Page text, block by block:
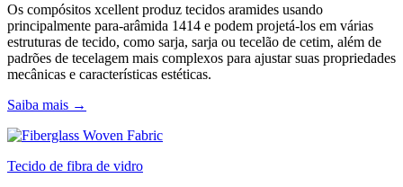
Os compósitos xcellent produz tecidos aramides usando
principalmente para-arâmida 1414 e podem projetá-los em várias
estruturas de tecido, como sarja, sarja ou tecelão de cetim, além de
padrões de tecelagem mais complexos para ajustar suas propriedades
mecânicas e características estéticas.
Saiba mais →
Tecido de fibra de vidro